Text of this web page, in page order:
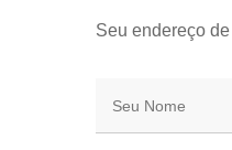
Seu endereço